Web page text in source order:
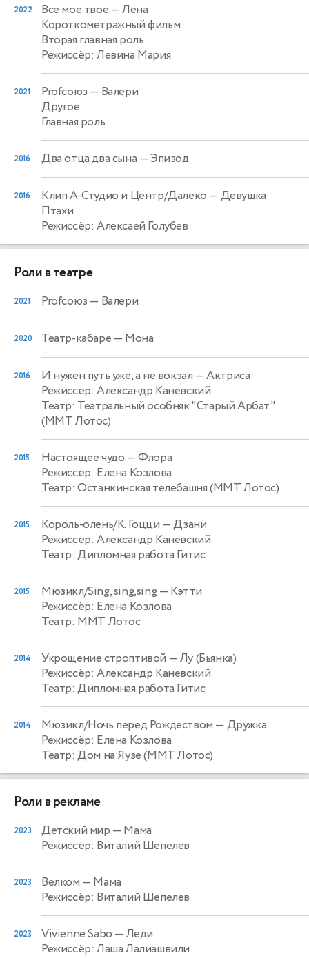
2022 Все мое твое — Лена
Короткометражный фильм
Вторая главная роль
Режиссёр: Левина Мария
2021 Profсоюз — Валери
Другое
Главная роль
2016 Два отца два сына — Эпизод
2016 Клип А-Студио и Центр/Далеко — Девушка
Птахи
Режиссёр: Алексаей Голубев
Роли в театре
2021 Profсоюз — Валери
2020 Театр-кабаре — Мона
2016 И нужен путь уже, а не вокзал — Актриса
Режиссёр: Александр Каневский
Театр: Театральный особняк "Старый Арбат"
(ММТ Лотос)
2015 Настоящее чудо — Флора
Режиссёр: Елена Козлова
Театр: Останкинская телебашня (ММТ Лотос)
2015 Король-олень/К. Гоцци — Дзани
Режиссёр: Александр Каневский
Театр: Дипломная работа Гитис
2015 Мюзикл/Sing, sing,sing— Кэтти
Режиссёр: Елена Козлова
Театр: ММТ Лотос
2014 Укрощение строптивой — Лу (Бьянка)
Режиссёр: Александр Каневский
Театр: Дипломная работа Гитис
2014 Мюзикл/Ночь перед Рождеством — Дружка
Режиссёр: Елена Козлова
Театр: Дом на Яузе (ММТ Лотос)
Роли в рекламе
2023 Детский мир — Мама
Режиссёр: Виталий Шепелев
2023 Велком — Мама
Режиссёр: Виталий Шепелев
2023 Vivienne Sabo — Леди
Режиссёр: Лаша Лалиашвили